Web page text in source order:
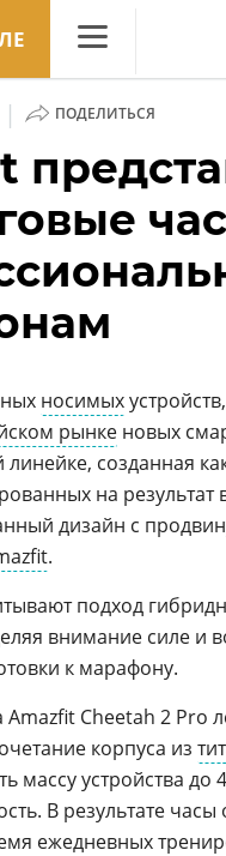
Конференции
Маркет
Техника
ТВ
| ПОДЕЛИТЬСЯ
носимых
рынке новых
линейке, созданная
на
дизайн с
.
подход
внимание силе
к марафону.
Amazfit Cheetah 2 Pro
корпуса из
массу устройства
В результате
ежедневных